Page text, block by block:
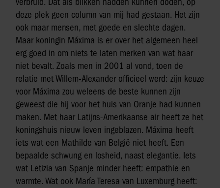
deze plek geen column van mij had gestaan. Het zijn
ook maar mensen, met goede en slechte dagen.
Maar koningin Máxima is er over het algemeen heel
erg goed in om niets te laten merken van wat haar
niet bevalt. Zoals men in 2001 al vond, toen de
relatie met Willem-Alexander officieel werd: zijn keuze
voor Máxima zou weleens de beste kunnen zijn
geweest die hij voor het huis van Oranje had kunnen
maken. Met haar Latijns-Amerikaanse air heeft ze het
koningshuis nieuw leven ingeblazen. Máxima heeft
iets wat een Mathilde van België niet heeft. Een
bepaalde schwung en losheid, naast elegantie. Iets
wat Letizia van Spanje minder heeft: empathie en
warmte. Wat ook María Teresa van Luxemburg heeft: